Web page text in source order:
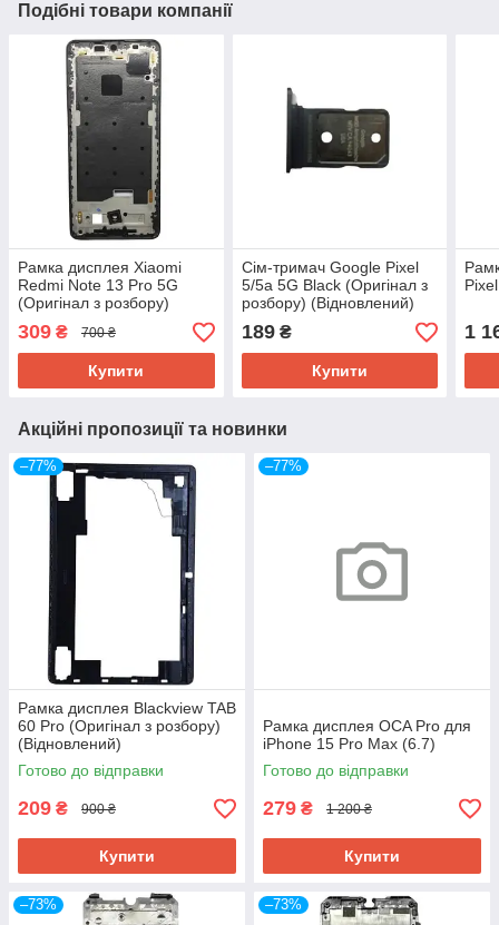
Подібні товари компанії
Рамка дисплея Xiaomi
Redmi Note 13 Pro 5G
(Оригінал з розбору)
Midnight Black
(Відновлений)
309 ₴ 700 ₴
Купити
Сім-тримач Google Pixel
5/5a 5G Black (Оригінал з
розбору) (Відновлений)
189₴
Купити
1
Акційні пропозиції та новинки
–77%
Рамка дисплея Blackview TAB
60 Pro (Оригінал з розбору)
(Відновлений)
Готово до відправки
209 ₴ 900 ₴
Купити
–77%
Рамка дисплея OCA Pro для
iPhone 15 Pro Max (6.7)
Готово до відправки
279 ₴ 1 200 ₴
Купити
–73% –73%